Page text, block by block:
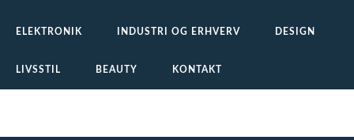
ELEKTRONIK INDUSTRI OG ERHVERV DESIGN
LIVSSTIL BEAUTY KONTAKT